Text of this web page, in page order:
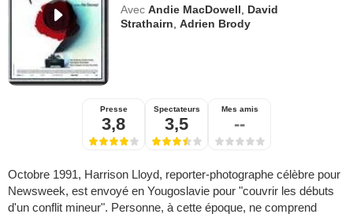
Avec Andie MacDowell
David
Strathairn ,Adrien Brody
Presse
3,8
Spectateurs
3,5
Mes amis
--
Octobre 1991, Harrison Lloyd, reporter-photographe célèbre pour
Newsweek, est envoyé en Yougoslavie pour "couvrir les débuts
d'un conflit mineur". Personne, à cette époque, ne comprend